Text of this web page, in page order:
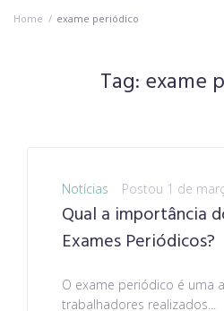
Home / exame periódico
Tag: exame
Notícias Postou 1 de
Qual a importância
Exames Periódicos?
O exame periódico é uma
trabalhadores realizados...